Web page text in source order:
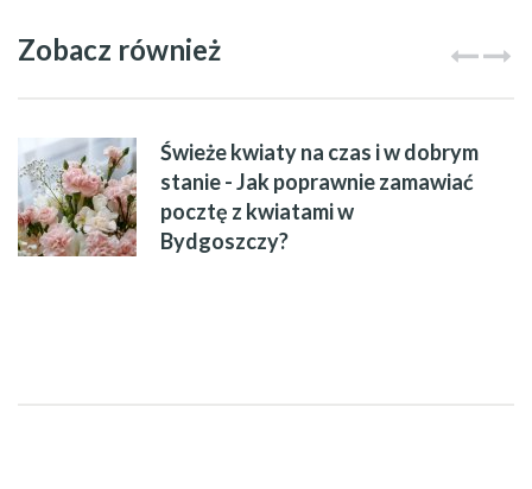
Zobacz również
Świeże kwiaty na czas i w dobrym
stanie - Jak poprawnie zamawiać
pocztę z kwiatami w
Bydgoszczy?